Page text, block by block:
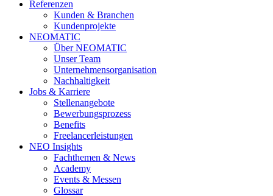
Referenzen
Kunden & Branchen
Kundenprojekte
NEOMATIC
Über NEOMATIC
Unser Team
Unternehmensorganisation
Nachhaltigkeit
Jobs & Karriere
Stellenangebote
Bewerbungsprozess
Benefits
Freelancerleistungen
NEO Insights
Fachthemen & News
Academy
Events & Messen
Glossar